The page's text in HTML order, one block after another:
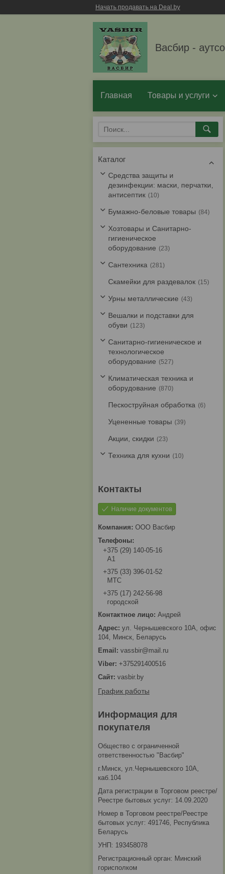
Начать продавать на Deal.by
Васбир -
Главная Товары и услуги
Каталог
Средства защиты и
дезинфекции: маски, перчатки,
антисептик
10
Бумажно-беловые товары 84
Хозтовары и Санитарно-
гигиеническое
оборудование
23
Cантехника 281
Скамейки для раздевалок 15
Урны металлические 43
Вешалки и подставки для
обуви
123
Санитарно-гигиеническое и
технологическое
оборудование
527
Климатическая техника и
оборудование
870
Пескоструйная обработка 6
Уцененные товары 39
Акции, скидки 23
Техника для кухни 10
Наличие документов
ООО Васбир
+375 (29) 140-05-16
A1
+375 (33) 396-01-52
МТС
+375 (17) 242-56-98
городской
Андрей
ул. Чернышевского 10А, офис
104, Минск, Беларусь
vassbir@mail.ru
+375291400516
vasbir.by
График работы
Информация для
покупателя
Общество с ограниченной
ответственностью "Васбир"
г.Минск, ул.Чернышевского 10А,
каб.104
Дата регистрации в Торговом реестре/
Реестре бытовых услуг: 14.09.2020
Номер в Торговом реестре/Реестре
бытовых услуг: 491746, Республика
Беларусь
УНП: 193458078
Регистрационный орган: Минский
горисполком